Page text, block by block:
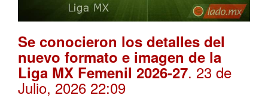
Se conocieron los detalles del
nuevo formato e imagen de la
Liga MX Femenil 2026-27. 23 de
Julio, 2026 22:09